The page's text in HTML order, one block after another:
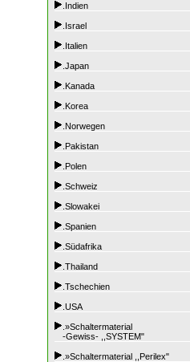
.Indien
.Israel
.Italien
.Japan
.Kanada
.Korea
.Norwegen
.Pakistan
.Polen
.Schweiz
.Slowakei
.Spanien
.Südafrika
.Thailand
.Tschechien
.USA
.»Schaltermaterial
-Gewiss- ,,SYSTEM"
.»Schaltermaterial ,,Perilex"